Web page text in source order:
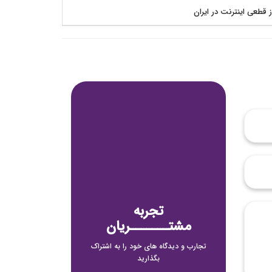
قطعی اینترنت در ایران
تجربه
مشتـــــــریان
تجارب و دیدگاه های خود را به اشتراک
بگذارید